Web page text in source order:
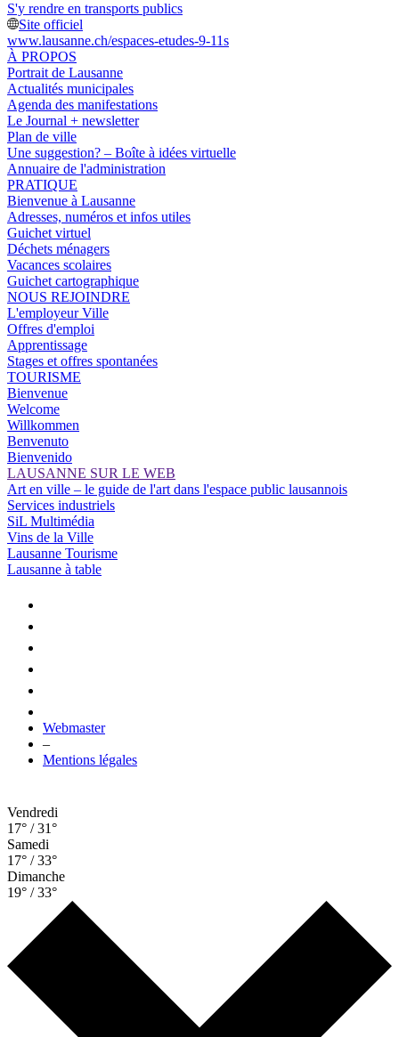
S'y rendre en transports publics
Site officiel
www.lausanne.ch/espaces-etudes-9-11s
À PROPOS
Portrait de Lausanne
Actualités municipales
Agenda des manifestations
Le Journal + newsletter
Plan de ville
Une suggestion? – Boîte à idées virtuelle
Annuaire de l'administration
PRATIQUE
Bienvenue à Lausanne
Adresses, numéros et infos utiles
Guichet virtuel
Déchets ménagers
Vacances scolaires
Guichet cartographique
NOUS REJOINDRE
L'employeur Ville
Offres d'emploi
Apprentissage
Stages et offres spontanées
TOURISME
Bienvenue
Welcome
Willkommen
Benvenuto
Bienvenido
LAUSANNE SUR LE WEB
Art en ville – le guide de l'art dans l'espace public lausannois
Services industriels
SiL Multimédia
Vins de la Ville
Lausanne Tourisme
Lausanne à table
Webmaster
–
Mentions légales
Vendredi
17° / 31°
Samedi
17° / 33°
Dimanche
19° / 33°